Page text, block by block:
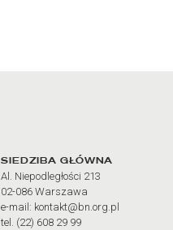
Adres oraz
SIEDZIBA GŁÓWNA
Al. Niepodległości 213
02-086 Warszawa
e-mail: kontakt@bn.org.pl
tel. (22) 608 29 99